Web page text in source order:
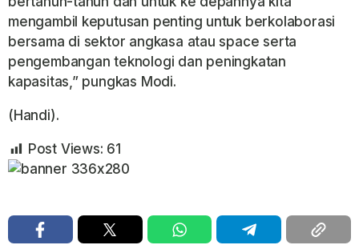
mengambil keputusan penting untuk berkolaborasi
bersama di sektor angkasa atau space serta
pengembangan teknologi dan peningkatan
kapasitas,” pungkas Modi.
(Handi).
Post Views: 61